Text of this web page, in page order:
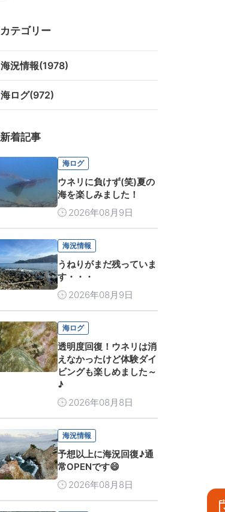
カテゴリー
海況情報(1978)
海ログ(972)
新着記事
海ログ
ウネリに負けず(笑)夏の
海を楽しみました！
2026年08月9日
海況情報
うねりがまだ残っていま
す・・・
2026年08月9日
海ログ
透明度回復！ウネリは消
えなかったけど体験ダイ
ビングも楽しめました～
♪
2026年08月8日
海況情報
予想以上に海況回復♪通
常OPENです😄
2026年08月8日